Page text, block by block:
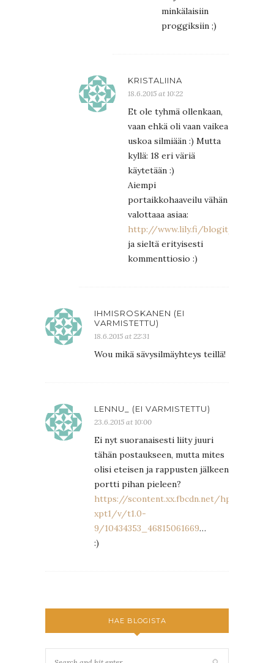
minkälaisiin
proggiksiin ;)
KRISTALIINA
18.6.2015 at 10:22
Et ole tyhmä ollenkaan,
vaan ehkä oli vaan vaikea
uskoa silmiään :) Mutta
kyllä: 18 eri väriä
käytetään :)
Aiempi
portaikkohaaveilu vähän
valottaaa asiaa:
http://www.lily.fi/blogit/
ja sieltä erityisesti
kommenttiosio :)
IHMISROSKANEN (EI
VARMISTETTU)
18.6.2015 at 22:31
Wou mikä sävysilmäyhteys teillä!
LENNU_ (EI VARMISTETTU)
23.6.2015 at 10:00
Ei nyt suoranaisesti liity juuri
tähän postaukseen, mutta mites
olisi eteisen ja rappusten jälkeen
portti pihan pieleen?
https://scontent.xx.fbcdn.net/hphotos-
xpt1/v/t1.0-
9/10434353_46815061669…
:)
HAE BLOGISTA